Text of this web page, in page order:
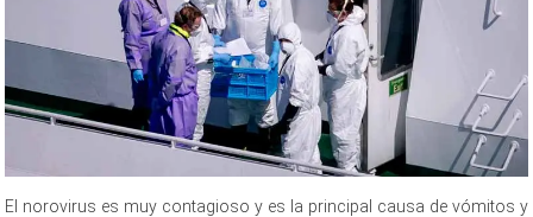
El norovirus es muy contagioso y es la principal causa de vómitos y